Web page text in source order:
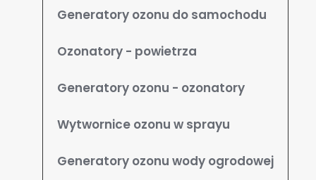
Generatory ozonu do samochodu
Ozonatory - powietrza
Generatory ozonu - ozonatory
Wytwornice ozonu w sprayu
Generatory ozonu wody ogrodowej